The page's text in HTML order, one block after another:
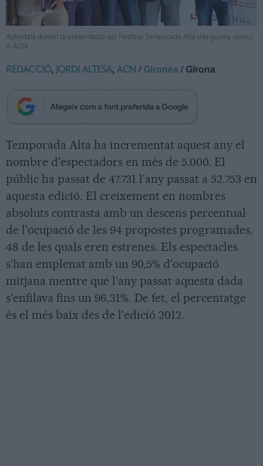
Autoritats durant la presentació del Festival Temporada Alta d'enguany (arxiu)
© ACN
REDACCIÓ, JORDI ALTESA, ACN /Gironès / Girona
Temporada Alta ha incrementat aquest any el
nombre d'espectadors en més de 5.000. El
públic ha passat de 47.731 l'any passat a 52.753 en
aquesta edició. El creixement en nombres
absoluts contrasta amb un descens percentual
de l'ocupació de les 94 propostes programades,
48 de les quals eren estrenes. Els espectacles
s'han emplenat amb un 90,5% d'ocupació
mitjana mentre que l'any passat aquesta dada
s'enfilava fins un 96,31%. De fet, el percentatge
és el més baix des de l'edició 2012.